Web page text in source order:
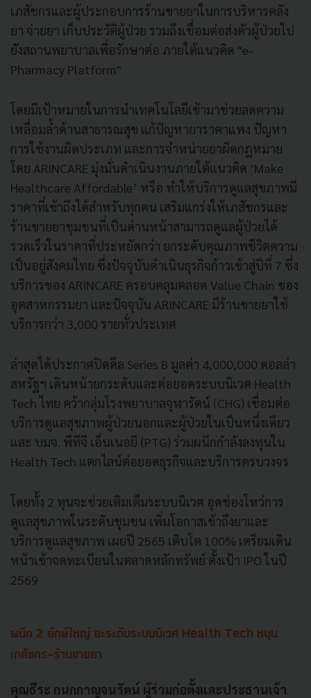
เภสัชกรและผู้ประกอบการร้านขายยาในการบริหารคลัง
ยา จ่ายยา เก็บประวัติผู้ป่วย รวมถึงเชื่อมต่อส่งตัวผู้ป่วยไป
ยังสถานพยาบาลเพื่อรักษาต่อ ภายใต้แนวคิด "e-
Pharmacy Platform"
โดยมีเป้าหมายในการนำเทคโนโลยีเข้ามาช่วยลดความ
เหลื่อมล้ำด้านสาธารณสุข แก้ปัญหายาราคาแพง ปัญหา
การใช้งานผิดประเภท และการจำหน่ายยาผิดกฎหมาย
โดย ARINCARE มุ่งมั่นดำเนินงานภายใต้แนวคิด ‘Make
Healthcare Affordable’ หรือ ทำให้บริการดูแลสุขภาพมี
ราคาที่เข้าถึงได้สำหรับทุกคน เสริมแกร่งให้เภสัชกรและ
ร้านขายยาชุมชนที่เป็นด่านหน้าสามารถดูแลผู้ป่วยได้
รวดเร็วในราคาที่ประหยัดกว่า ยกระดับคุณภาพชีวิตความ
เป็นอยู่สังคมไทย ซึ่งปัจจุบันดำเนินธุรกิจก้าวเข้าสู่ปีที่ 7 ซึ่ง
บริการของ ARINCARE ครอบคลุมตลอด Value Chain ของ
อุตสาหกรรมยา และปัจจุบัน ARINCARE มีร้านขายยาใช้
บริการกว่า 3,000 รายทั่วประเทศ
ล่าสุดได้ประกาศปิดดีล Series B มูลค่า 4,000,000 ดอลล่า
สหรัฐฯ เดินหน้ายกระดับและต่อยอดระบบนิเวศ Health
Tech ไทย คว้ากลุ่มโรงพยาบาลจุฬารัตน์ (CHG) เชื่อมต่อ
บริการดูแลสุขภาพผู้ป่วยนอกและผู้ป่วยในเป็นหนึ่งเดียว
และ บมจ. พีทีจี เอ็นเนอยี (PTG) ร่วมผนึกกำลังลงทุนใน
Health Tech แตกไลน์ต่อยอดธุรกิจและบริการครบวงจร
โดยทั้ง 2 ทุนจะช่วยเติมเต็มระบบนิเวศ อุดช่องโหว่การ
ดูแลสุขภาพในระดับชุมชน เพิ่มโอกาสเข้าถึงยาและ
บริการดูแลสุขภาพ เผยปี 2565 เติบโต 100% เตรียมเดิน
หน้าเข้าจดทะเบียนในตลาดหลักทรัพย์ ตั้งเป้า IPO ในปี
2569
ผนึก 2 ยักษ์ใหญ่ ยะระดับระบบนิเวศ Health Tech หนุน
เภสัชกร-ร้านขายยา
คุณธีระ กนกกาญจนรัตน์ ผู้ร่วมก่อตั้งและประธานเจ้า